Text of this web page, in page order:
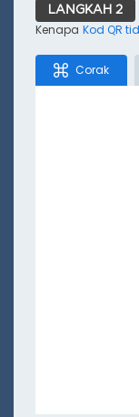
Kurang
LANGKAH 2
Kenapa Kod QR
Corak